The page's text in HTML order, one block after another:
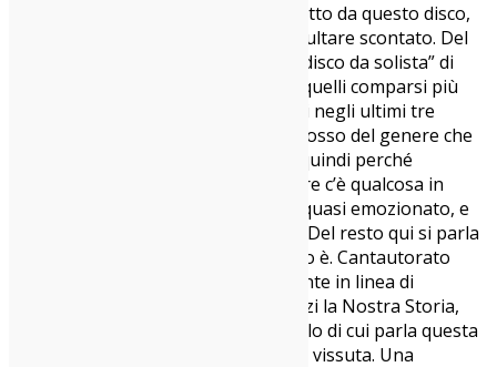
Ero indeciso se inserire qualcosa tratto da questo disco,
per un semplice motivo: paura di risultare scontato. Del
resto, come ormai accade, il “primo disco da solista” di
Vasco Brondi è sicuramente uno di quelli comparsi più
spesso nel feed di Instagram e affini negli ultimi tre
giorni, questo perché è un pezzo grosso del genere che
torna a far sentire la propria voce, quindi perché
aggiungere rumore di fondo? Eppure c’è qualcosa in
questa title track che mi ha colpito, quasi emozionato, e
valeva la pena darle il giusto rilievo. Del resto qui si parla
di bombe e questa a tutti gli effetti lo è. Cantautorato
purissimo, tradizionale, perfettamente in linea di
successione con la nostra storia, anzi la Nostra Storia,
con le lettere maiuscole perché quello di cui parla questa
canzone è storia, recente, sofferta e vissuta. Una